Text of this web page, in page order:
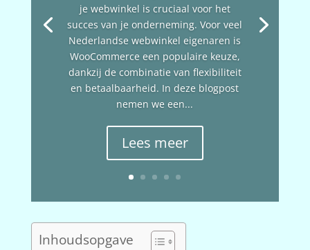
je webwinkel is cruciaal voor het
succes van je onderneming. Voor veel
Nederlandse webwinkel eigenaren is
WooCommerce een populaire keuze,
dankzij de combinatie van flexibiliteit
en betaalbaarheid. In deze blogpost
nemen we een...
Lees meer
Inhoudsopgave